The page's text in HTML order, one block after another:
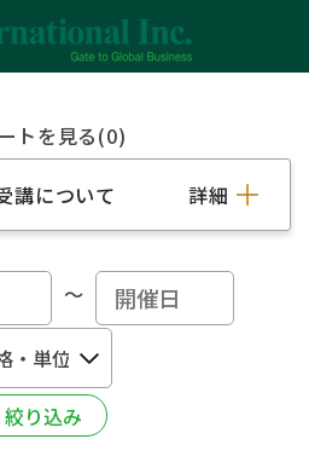
トを見る(0)
講について 詳細
～